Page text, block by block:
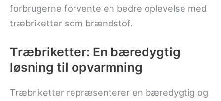
forbrugerne forvente en bedre oplevelse med
træbriketter som brændstof.
Træbriketter: En bæredygtig
løsning til opvarmning
Træbriketter repræsenterer en bæredygtig og